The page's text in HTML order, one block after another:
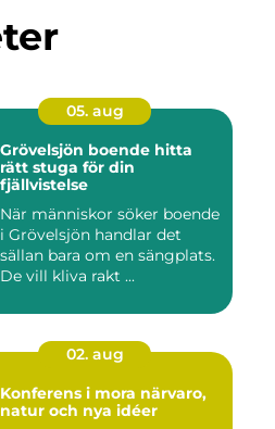
05. aug
Grövelsjön boende hitta
rätt stuga för din
fjällvistelse
När människor söker boende
i Grövelsjön handlar det
sällan bara om en sängplats.
De vill kliva rakt ...
02. aug
Konferens i mora närvaro,
natur och nya idéer